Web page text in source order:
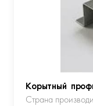
Корытный
Страна